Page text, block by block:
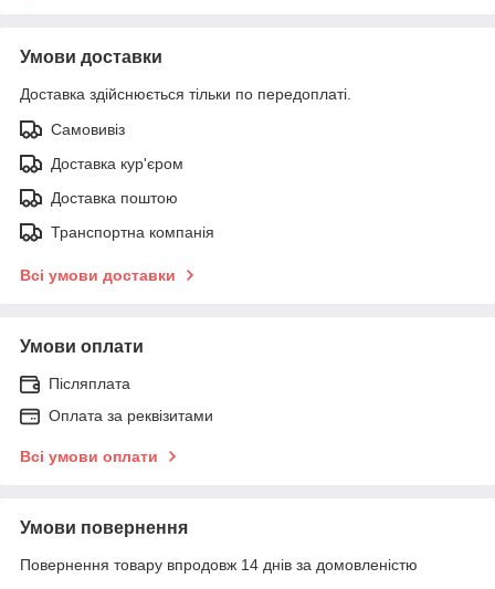
Умови доставки
Доставка здійснюється тільки по передоплаті.
Самовивіз
Доставка кур'єром
Доставка поштою
Транспортна компанія
Всі умови доставки
Умови оплати
Післяплата
Оплата за реквізитами
Всі умови оплати
Умови повернення
Повернення товару впродовж 14 днів за домовленістю